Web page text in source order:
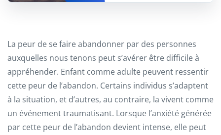
La peur de se faire abandonner par des personnes
auxquelles nous tenons peut s’avérer être difficile à
appréhender. Enfant comme adulte peuvent ressentir
cette peur de l’abandon. Certains individus s’adaptent
à la situation, et d’autres, au contraire, la vivent comme
un événement traumatisant. Lorsque l’anxiété générée
par cette peur de l’abandon devient intense, elle peut